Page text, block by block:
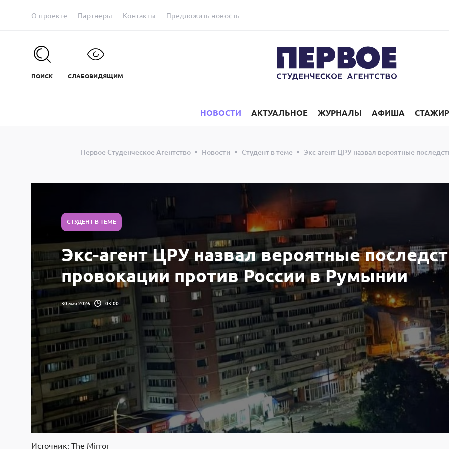
О проекте Партнеры Контакты Предложить новость
ПОИСК СЛАБОВИДЯЩИМ
НОВОСТИ АКТУАЛЬНОЕ ЖУРНАЛЫ АФИША
Первое Студенческое Агентство Новости Студент в теме Экс-агент ЦРУ назвал вероятные
СТУДЕНТ В ТЕМЕ
Экс-агент ЦРУ назвал вероятные
провокации против России в Румынии
30 мая 2026 03:00
Источник: The Mirror